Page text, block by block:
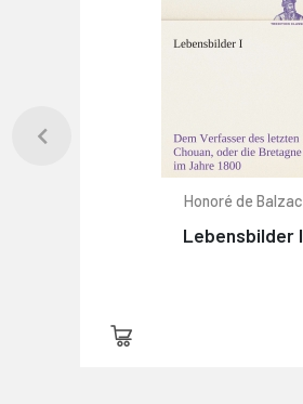
Honoré de Balzac
Lebensbilder I